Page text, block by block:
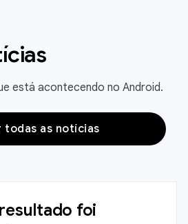
está acontecendo no Android.
todas as notícias
foi